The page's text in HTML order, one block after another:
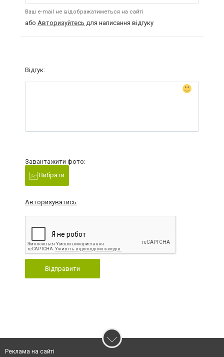
Ваш e-mail не відображатиметься на сайті
або Авторизуйтесь для написання відгуку
Відгук:
Завантажити фото:
Вибрати
Авторизуватись
Відправити
Реклама на сайті